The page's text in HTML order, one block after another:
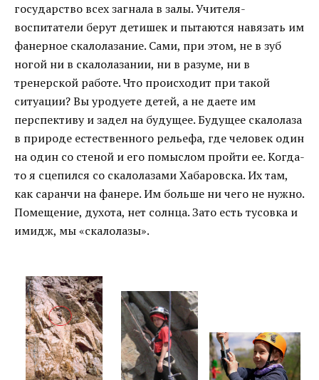
государство всех загнала в залы. Учителя-
воспитатели берут детишек и пытаются навязать им
фанерное скалолазание. Сами, при этом, не в зуб
ногой ни в скалолазании, ни в разуме, ни в
тренерской работе. Что происходит при такой
ситуации? Вы уродуете детей, а не даете им
перспективу и задел на будущее. Будущее скалолаза
в природе естественного рельефа, где человек один
на один со стеной и его помыслом пройти ее. Когда-
то я сцепился со скалолазами Хабаровска. Их там,
как саранчи на фанере. Им больше ни чего не нужно.
Помещение, духота, нет солнца. Зато есть тусовка и
имидж, мы «скалолазы».